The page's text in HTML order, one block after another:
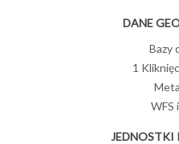
DANE
Bazy
1
WFS
JEDNOSTKI